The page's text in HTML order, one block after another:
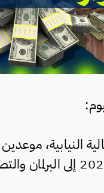
النيابية،